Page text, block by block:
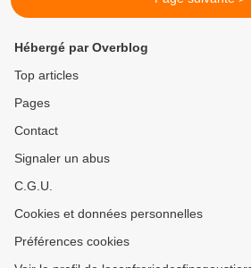
Hébergé par Overblog
Top articles
Pages
Contact
Signaler un abus
C.G.U.
Cookies et données personnelles
Préférences cookies